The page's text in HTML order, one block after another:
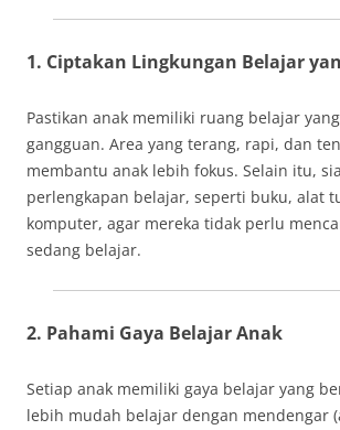
1. Ciptakan Lingkungan Belajar
Pastikan anak memiliki ruang belajar
gangguan. Area yang terang, rapi, dan
membantu anak lebih fokus. Selain itu,
perlengkapan belajar, seperti buku, alat
komputer, agar mereka tidak perlu
sedang belajar.
2. Pahami Gaya Belajar Anak
Setiap anak memiliki gaya belajar yang
lebih mudah belajar dengan mendengar